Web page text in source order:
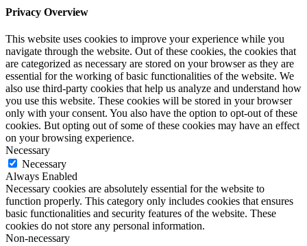
Privacy Overview
This website uses cookies to improve your experience while you
navigate through the website. Out of these cookies, the cookies that
are categorized as necessary are stored on your browser as they are
essential for the working of basic functionalities of the website. We
also use third-party cookies that help us analyze and understand how
you use this website. These cookies will be stored in your browser
only with your consent. You also have the option to opt-out of these
cookies. But opting out of some of these cookies may have an effect
on your browsing experience.
Necessary
Necessary
Always Enabled
Necessary cookies are absolutely essential for the website to
function properly. This category only includes cookies that ensures
basic functionalities and security features of the website. These
cookies do not store any personal information.
Non-necessary